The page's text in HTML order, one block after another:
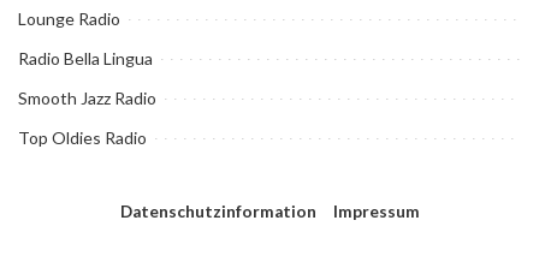
Lounge Radio
Radio Bella Lingua
Smooth Jazz Radio
Top Oldies Radio
Datenschutzinformation Impressum